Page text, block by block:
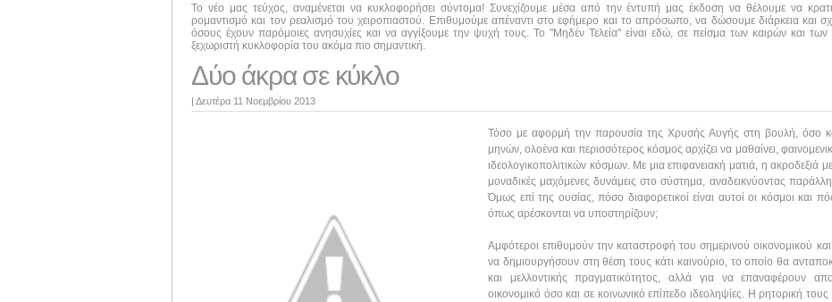
Το νέο μας τεύχος, αναμένεται να κυκλοφορήσει σύντομα! Συνεχίζουμε μέσα από την έντυπή μας έκδοση να θέλουμε να
ρομαντισμό και τον ρεαλισμό του χειροπιαστού. Επιθυμούμε απέναντι στο εφήμερο και το απρόσωπο, να δώσουμε διάρκεια και
όσους έχουν παρόμοιες ανησυχίες και να αγγίξουμε την ψυχή τους. Το "Μηδέν Τελεία" είναι εδώ, σε πείσμα των καιρών και
ξεχωριστή κυκλοφορία του ακόμα πιο σημαντική.
Δύο άκρα σε κύκλο
| Δευτέρα 11 Νοεμβρίου 2013
Τόσο με αφορμή την παρουσία της Χρυσής Αυγής στη βουλή, όσο
μηνών, ολοένα και περισσότερος κόσμος αρχίζει να μαθαίνει,
ιδεολογικοπολιτικών κόσμων. Με μια επιφανειακή ματιά, η ακροδεξιά
μοναδικές μαχόμενες δυνάμεις στο σύστημα, αναδεικνύοντας
Όμως επί της ουσίας, πόσο διαφορετικοί είναι αυτοί οι κόσμοι και
όπως αρέσκονται να υποστηρίζουν;
Αμφότεροι επιθυμούν την καταστροφή του σημερινού οικονομικού
να δημιουργήσουν στη θέση τους κάτι καινούριο, το οποίο θα
και μελλοντικής πραγματικότητος, αλλά για να επαναφέρουν
οικονομικό όσο και σε κοινωνικό επίπεδο ιδεοληψίες. Η ρητορική τους